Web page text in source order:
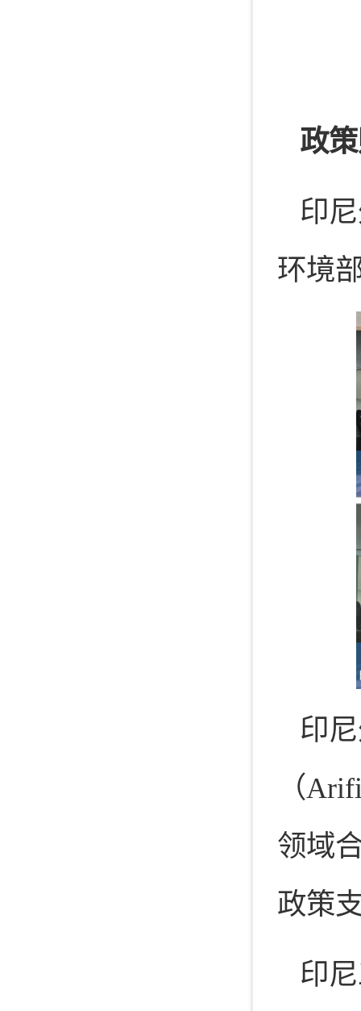
政
印
环境
印
（
领域
政策
印